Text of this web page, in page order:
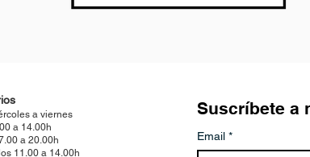
a viernes
a 14.00h
a 20.00h
11.00 a 14.00h
Suscríbete a
Email *